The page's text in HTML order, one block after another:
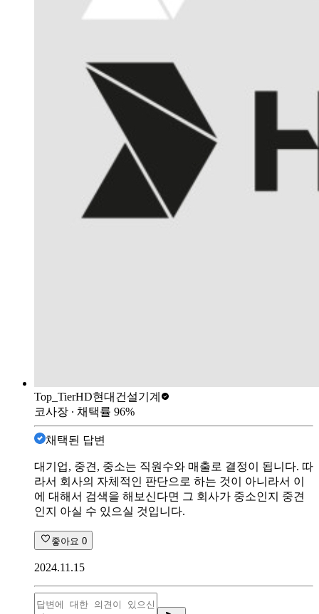
Top_TierHD현대건설기계
코사장 ∙ 채택률 96%
채택된 답변
대기업, 중견, 중소는 직원수와 매출로 결정이 됩니다. 따
라서 회사의 자체적인 판단으로 하는 것이 아니라서 이
에 대해서 검색을 해보신다면 그 회사가 중소인지 중견
인지 아실 수 있으실 것입니다.
좋아요 0
2024.11.15